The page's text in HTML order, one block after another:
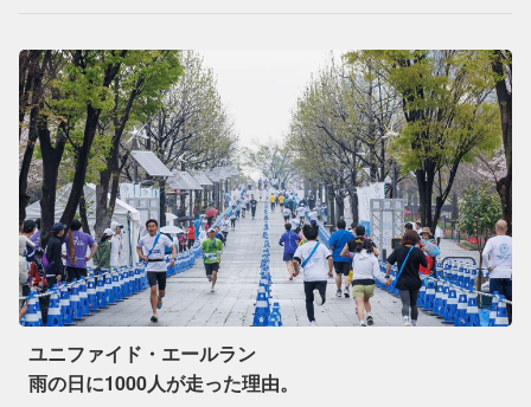
ユニファイド・エールラン
雨の日に1000人が走った理由。